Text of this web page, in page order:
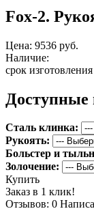
Fox-2.
Цена: 9536 руб.
Наличие:
срок
Доступные
Сталь клинка:
Рукоять:
Больстер и
Золочение:
Купить
Заказ в 1 клик!
Отзывов: 0